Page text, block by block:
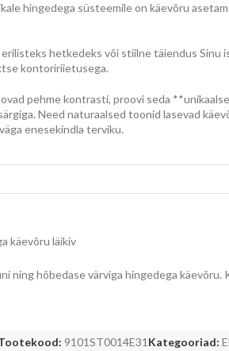
hingedega süsteemile on käevõru
hetkedeks või stiilne täiendus Sinu
kontoririietusega.
pehme kontrasti, proovi seda
Need naturaalsed toonid lasevad
enesekindla terviku.
käevõru läikiv
ning hõbedase värviga hingedega
9101ST0014E31 Kategooriad: